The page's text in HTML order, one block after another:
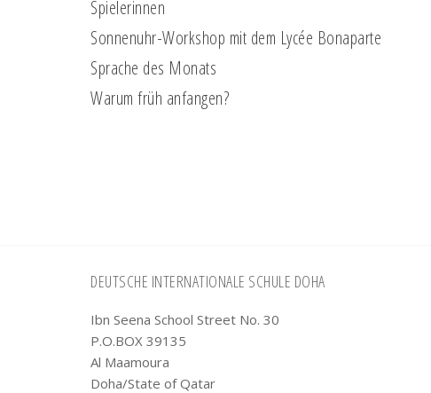
Spielerinnen
Sonnenuhr-Workshop mit dem Lycée Bonaparte
Sprache des Monats
Warum früh anfangen?
DEUTSCHE INTERNATIONALE SCHULE DOHA
Ibn Seena School Street No. 30
P.O.BOX 39135
Al Maamoura
Doha/State of Qatar